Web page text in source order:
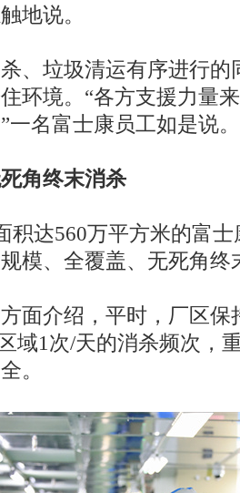
地说。
垃圾清运有序进行的
环境。“各方支援力量
名富士康员工如是说。
角终末消杀
达560万平方米的富士
模、全覆盖、无死角终
介绍，平时，厂区保
域1次/天的消杀频次，
。